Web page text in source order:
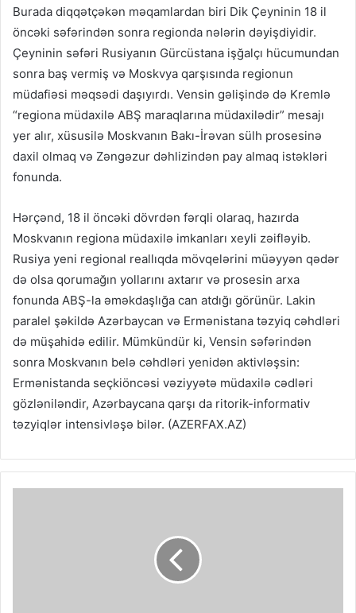
Burada diqqətçəkən məqamlardan biri Dik Çeyninin 18 il
öncəki səfərindən sonra regionda nələrin dəyişdiyidir.
Çeyninin səfəri Rusiyanın Gürcüstana işğalçı hücumundan
sonra baş vermiş və Moskvya qarşısında regionun
müdafiəsi məqsədi daşıyırdı. Vensin gəlişində də Kremlə
“regiona müdaxilə ABŞ maraqlarına müdaxilədir” mesajı
yer alır, xüsusilə Moskvanın Bakı-İrəvan sülh prosesinə
daxil olmaq və Zəngəzur dəhlizindən pay almaq istəkləri
fonunda.
Hərçənd, 18 il öncəki dövrdən fərqli olaraq, hazırda
Moskvanın regiona müdaxilə imkanları xeyli zəifləyib.
Rusiya yeni regional reallıqda mövqelərini müəyyən qədər
də olsa qorumağın yollarını axtarır və prosesin arxa
fonunda ABŞ-la əməkdaşlığa can atdığı görünür. Lakin
paralel şəkildə Azərbaycan və Ermənistana təzyiq cəhdləri
də müşahidə edilir. Mümkündür ki, Vensin səfərindən
sonra Moskvanın belə cəhdləri yenidən aktivləşsin:
Ermənistanda seçkiöncəsi vəziyyətə müdaxilə cədləri
gözləniləndir, Azərbaycana qarşı da ritorik-informativ
təzyiqlər intensivləşə bilər. (AZERFAX.AZ)